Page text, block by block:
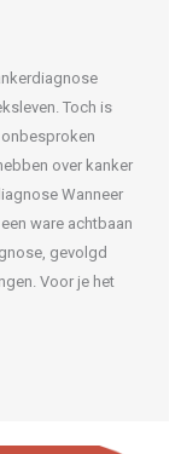
Toch is
over kanker
Wanneer
ware achtbaan
gevolgd
Voor je het